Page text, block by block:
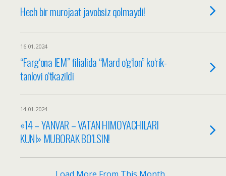
Hech bir murojaat javobsiz qolmaydi!
16.01.2024
“Farg‘ona IEM” filialida “Mard o‘g‘lon” ko‘rik-
tanlovi o‘tkazildi
14.01.2024
«14 – YANVAR – VATAN HIMOYACHILARI
KUNI» MUBORAK BO’LSIN!